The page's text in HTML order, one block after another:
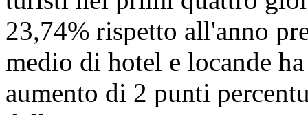
23,74% rispetto all'anno
medio di hotel e locande
aumento di 2 punti